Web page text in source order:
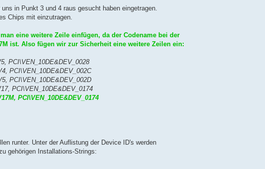
in Punkt 3 und 4 raus gesucht haben eingetragen.
Chips mit einzutragen.
eine weitere Zeile einfügen, da der Codename bei der
ist. Also fügen wir zur Sicherheit eine weitere Zeilen ein:
PCI\VEN_10DE&DEV_0028
PCI\VEN_10DE&DEV_002C
PCI\VEN_10DE&DEV_002D
PCI\VEN_10DE&DEV_0174
PCI\VEN_10DE&DEV_0174
runter. Unter der Auflistung der Device ID's werden
gehörigen Installations-Strings: